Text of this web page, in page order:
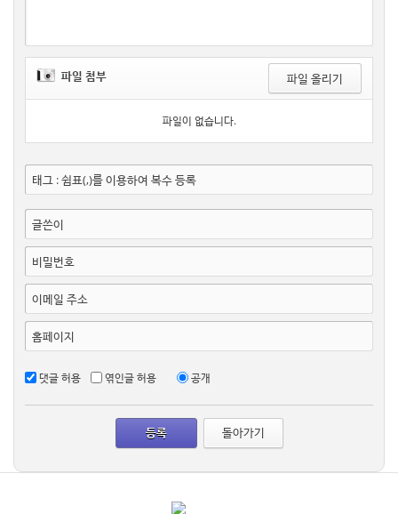
파일 첨부 파일 올리기
파일이 없습니다.
태그 : 쉼표(,)를 이용하여 복수 등록
글쓴이
비밀번호
이메일 주소
홈페이지
댓글 허용 엮인글 허용 공개
돌아가기